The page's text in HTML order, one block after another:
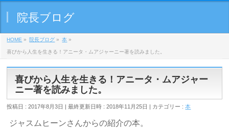
院長ブログ
HOME » 院長ブログ » 本 »
喜びから人生を生きる！アニータ・ムアジャーニー著を読みました。
喜びから人生を生きる！アニータ・ムアジャー
ニー著を読みました。
投稿日 : 2017年8月3日 最終更新日時 : 2018年11月25日 カテゴリー :本
ジャスムヒーンさんからの紹介の本。